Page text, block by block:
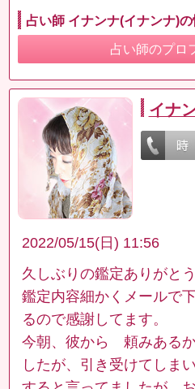
占い師 イナンナ(イナンナ)
占い師のプロ
イナ
2022/05/15(日) 11:56
久しぶりの鑑定ありがと
鑑定内容細かくメールで
るので感謝してます。
今朝、彼から 頼みある
したが、引き受けてしま